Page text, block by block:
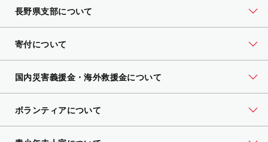
長野県支部について
寄付について
国内災害義援金・海外救援金について
ボランティアについて